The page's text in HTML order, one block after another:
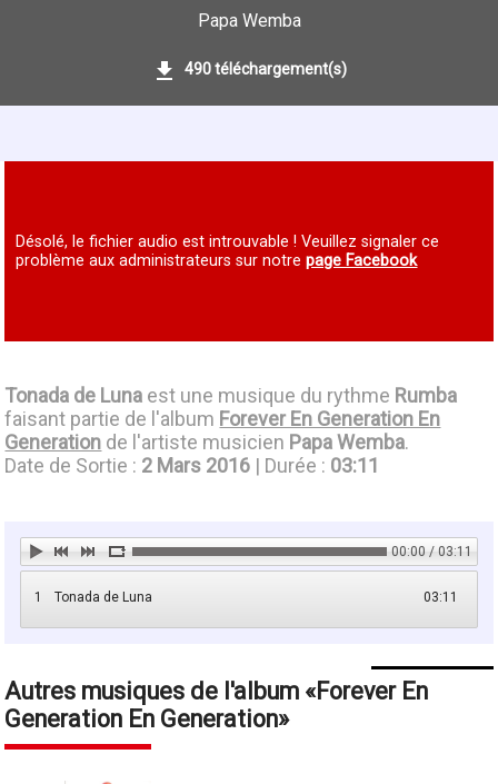
Papa Wemba
490 téléchargement(s)
Désolé, le fichier audio est introuvable ! Veuillez signaler ce
problème aux administrateurs sur notrepage Facebook
Tonada de Luna est une musique du rythme Rumba
faisant partie de l'album Forever En Generation En
Generation de l'artiste musicien Papa Wemba.
Date de Sortie : 2 Mars 2016 | Durée : 03:11
00:00 / 03:11
1 03:11
Tonada de Luna
Autres musiques de l'album
Forever En
Generation En Generation